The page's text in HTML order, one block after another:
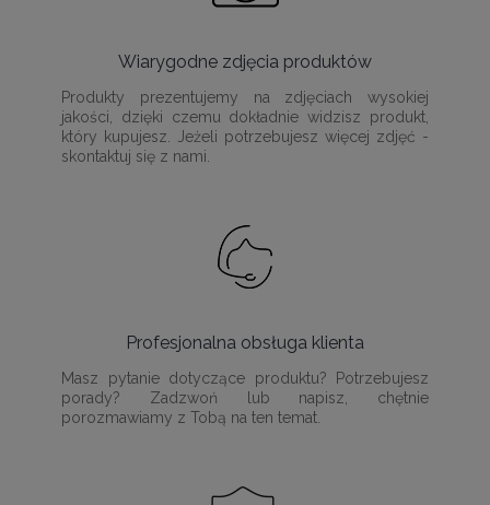
Wiarygodne zdjęcia produktów
Produkty prezentujemy na zdjęciach wysokiej
jakości, dzięki czemu dokładnie widzisz produkt,
który kupujesz. Jeżeli potrzebujesz więcej zdjęć -
skontaktuj się z nami.
Profesjonalna obsługa klienta
Masz pytanie dotyczące produktu? Potrzebujesz
porady? Zadzwoń lub napisz, chętnie
porozmawiamy z Tobą na ten temat.